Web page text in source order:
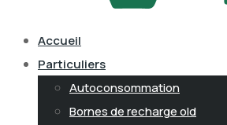
Accueil
Particuliers
Autoconsommation
Bornes de recharge old